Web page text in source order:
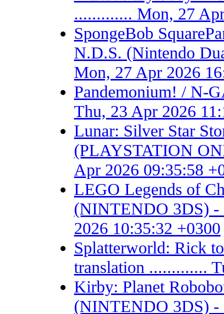
............. Mon, 27
SpongeBob
N.D.S. (Nintendo
Mon, 27 Apr 2026
Pandemonium! / N-
Thu, 23 Apr 2026
Lunar: Silver Star
(PLAYSTATION
Apr 2026 09:35:58
LEGO Legends of
(NINTENDO 3DS) -
2026 10:35:32 +0300
Splatterworld: Rick
translation .............
Kirby: Planet
(NINTENDO 3DS) -